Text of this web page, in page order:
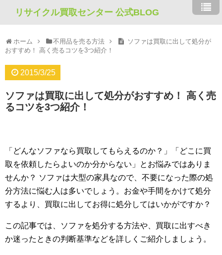
リサイクル買取センター 公式BLOG
ホーム 不用品を売る方法
ソファは買取に出して処分が
おすすめ！ 高く売るコツを3つ紹介！
2015/3/25
ソファは買取に出して処分がおすすめ！ 高く売
るコツを3つ紹介！
「どんなソファなら買取してもらえるのか？」「どこに買
取を依頼したらよいのか分からない」とお悩みではありま
せんか？ ソファは大型の家具なので、不要になった際の処
分方法に悩む人は多いでしょう。お金や手間をかけて処分
するより、買取に出してお得に処分してはいかがですか？
この記事では、ソファを処分する方法や、買取に出すべき
か迷ったときの判断基準などを詳しくご紹介しましょう。